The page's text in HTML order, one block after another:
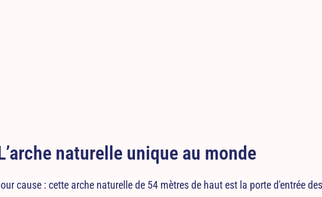
naturelle unique au monde
cause : cette arche naturelle de 54 mètres de haut est la porte d'entrée